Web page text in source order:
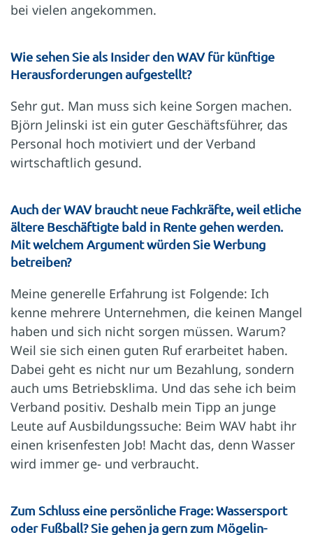
bei vielen angekommen.
Wie sehen Sie als Insider den WAV für künftige
Herausforderungen aufgestellt?
Sehr gut. Man muss sich keine Sorgen machen.
Björn Jelinski ist ein guter Geschäftsführer, das
Personal hoch motiviert und der Verband
wirtschaftlich gesund.
Auch der WAV braucht neue Fachkräfte, weil etliche
ältere Beschäftigte bald in Rente gehen werden.
Mit welchem Argument würden Sie Werbung
betreiben?
Meine generelle Erfahrung ist Folgende: Ich
kenne mehrere Unternehmen, die keinen Mangel
haben und sich nicht sorgen müssen. Warum?
Weil sie sich einen guten Ruf erarbeitet haben.
Dabei geht es nicht nur um Bezahlung, sondern
auch ums Betriebsklima. Und das sehe ich beim
Verband positiv. Deshalb mein Tipp an junge
Leute auf Ausbildungssuche: Beim WAV habt ihr
einen krisenfesten Job! Macht das, denn Wasser
wird immer ge- und verbraucht.
Zum Schluss eine persönliche Frage: Wassersport
oder Fußball? Sie gehen ja gern zum Mögelin-